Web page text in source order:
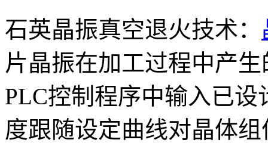
石英晶振真空退火技术：
片晶振在加工过程中产
PLC控制程序中输入已
度跟随设定曲线对晶体